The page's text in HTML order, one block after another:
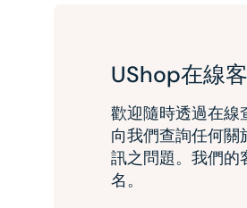
UShop在線
歡迎隨時透過在
向我們查詢任何關
訊之問題。我們的
名。